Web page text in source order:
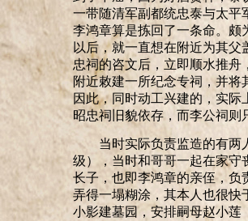
一带随清军副都统忠泰与太平
李鸿章算是拣回了一条命。颇
以后，就一直想在附近为其
忠祠的咨文后，立即顺水推舟
附近敕建一所纪念专祠，并
因此，同时动工兴建的，实
昭忠祠旧貌依存，而李公祠则
当时实际负责监造的有两
级），当时和哥哥一起在家
长子，也即李鸿章的亲侄，负
弄得一塌糊涂，其本人也很快
小影建墓园，安排嗣母赵小莲